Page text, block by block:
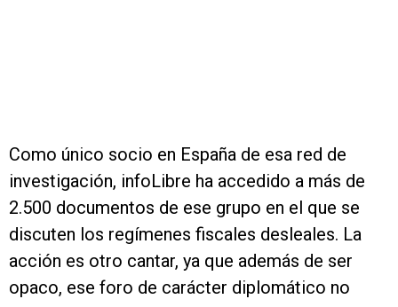
Como único socio en España de esa red de
investigación, infoLibre ha accedido a más de
2.500 documentos de ese grupo en el que se
discuten los regímenes fiscales desleales. La
acción es otro cantar, ya que además de ser
opaco, ese foro de carácter diplomático no